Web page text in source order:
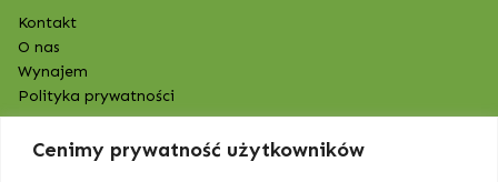
Cenimy prywatność użytkowników
Kontakt
O nas
Wynajem
Polityka prywatności